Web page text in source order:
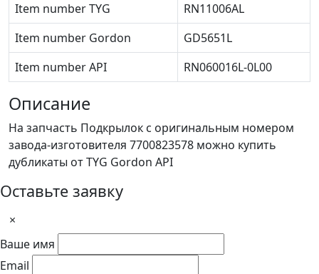
Item number TYG
RN11006AL
Item number Gordon
GD5651L
Item number API
RN060016L-0L00
Описание
На запчасть Подкрылок с оригинальным номером
завода-изготовителя 7700823578 можно купить
дубликаты от TYG Gordon API
Оставьте заявку
×
Ваше имя
Email